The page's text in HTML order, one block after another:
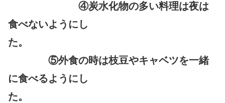
④炭水化物の多い料理は夜は
食べないようにし
た。
⑤外食の時は枝豆やキャベツを一緒
に食べるようにし
た。